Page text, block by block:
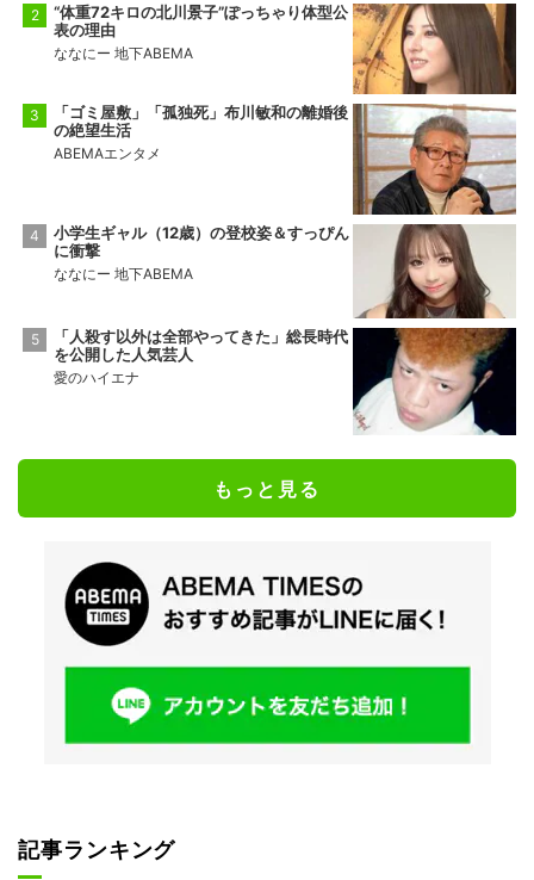
“体重72キロの北川景子”ぽっちゃり体型公
表の理由
ななにー 地下ABEMA
「ゴミ屋敷」「孤独死」布川敏和の離婚後
の絶望生活
ABEMAエンタメ
小学生ギャル（12歳）の登校姿＆すっぴん
に衝撃
ななにー 地下ABEMA
「人殺す以外は全部やってきた」総長時代
を公開した人気芸人
愛のハイエナ
もっと見る
記事ランキング